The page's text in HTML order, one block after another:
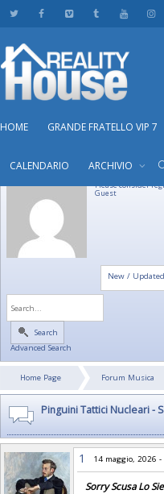
HOME GRANDE FRATELLO VIP 7
CALENDARIO ARCHIVIO
Please consider
Guest
New /
Search
Advanced Search
Home Page Forum Musica
Pinguini Tattici Nucleari -
1 14 maggio, 2026 -
Sorry Scusa Lo